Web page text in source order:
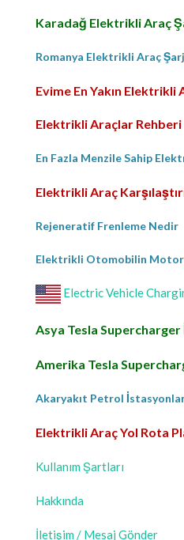
Karadağ Elektrikli Araç
Romanya Elektrikli Araç
Evime En Yakın Elektrikli
Elektrikli Araçlar Rehberi
En Fazla Menzile Sahip
Elektrikli Araç
Rejeneratif Frenleme Nedir
Elektrikli Otomobilin Motoru
Electric Vehicle
Asya Tesla Supercharger
Amerika Tesla
Akaryakıt Petrol
Elektrikli Araç Yol Rota
Kullanım Şartları
Hakkında
İletişim / Mesaj Gönder